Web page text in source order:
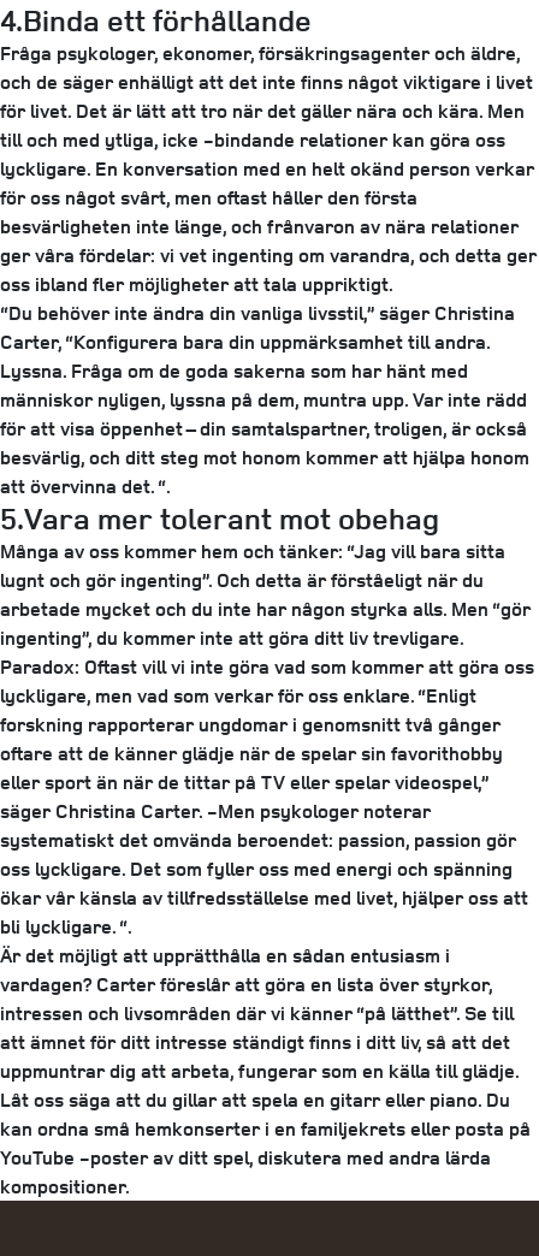
4.Binda ett förhållande
Fråga psykologer, ekonomer, försäkringsagenter och äldre,
och de säger enhälligt att det inte finns något viktigare i livet
för livet. Det är lätt att tro när det gäller nära och kära. Men
till och med ytliga, icke -bindande relationer kan göra oss
lyckligare. En konversation med en helt okänd person verkar
för oss något svårt, men oftast håller den första
besvärligheten inte länge, och frånvaron av nära relationer
ger våra fördelar: vi vet ingenting om varandra, och detta ger
oss ibland fler möjligheter att tala uppriktigt.
“Du behöver inte ändra din vanliga livsstil,” säger Christina
Carter, “Konfigurera bara din uppmärksamhet till andra.
Lyssna. Fråga om de goda sakerna som har hänt med
människor nyligen, lyssna på dem, muntra upp. Var inte rädd
för att visa öppenhet – din samtalspartner, troligen, är också
besvärlig, och ditt steg mot honom kommer att hjälpa honom
att övervinna det. “.
5.Vara mer tolerant mot obehag
Många av oss kommer hem och tänker: “Jag vill bara sitta
lugnt och gör ingenting”. Och detta är förståeligt när du
arbetade mycket och du inte har någon styrka alls. Men “gör
ingenting”, du kommer inte att göra ditt liv trevligare.
Paradox: Oftast vill vi inte göra vad som kommer att göra oss
lyckligare, men vad som verkar för oss enklare. “Enligt
forskning rapporterar ungdomar i genomsnitt två gånger
oftare att de känner glädje när de spelar sin favorithobby
eller sport än när de tittar på TV eller spelar videospel,”
säger Christina Carter. -Men psykologer noterar
systematiskt det omvända beroendet: passion, passion gör
oss lyckligare. Det som fyller oss med energi och spänning
ökar vår känsla av tillfredsställelse med livet, hjälper oss att
bli lyckligare. “.
Är det möjligt att upprätthålla en sådan entusiasm i
vardagen? Carter föreslår att göra en lista över styrkor,
intressen och livsområden där vi känner “på lätthet”. Se till
att ämnet för ditt intresse ständigt finns i ditt liv, så att det
uppmuntrar dig att arbeta, fungerar som en källa till glädje.
Låt oss säga att du gillar att spela en gitarr eller piano. Du
kan ordna små hemkonserter i en familjekrets eller posta på
YouTube -poster av ditt spel, diskutera med andra lärda
kompositioner.